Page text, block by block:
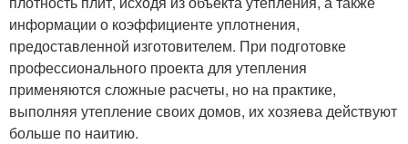
информации о коэффициенте уплотнения,
предоставленной изготовителем. При подготовке
профессионального проекта для утепления
применяются сложные расчеты, но на практике,
выполняя утепление своих домов, их хозяева действуют
больше по наитию.